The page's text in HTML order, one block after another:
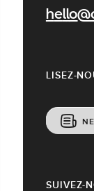
LISEZ-
SUIVEZ-